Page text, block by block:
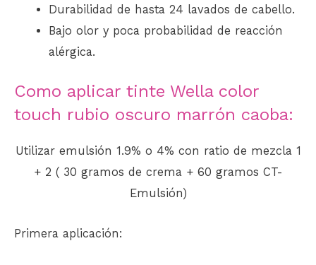
Durabilidad de hasta 24 lavados de cabello.
Bajo olor y poca probabilidad de reacción
alérgica.
Como aplicar tinte Wella color
touch rubio oscuro marrón caoba:
Utilizar emulsión 1.9% o 4% con ratio de mezcla 1
+ 2 ( 30 gramos de crema + 60 gramos CT-
Emulsión)
Primera aplicación: